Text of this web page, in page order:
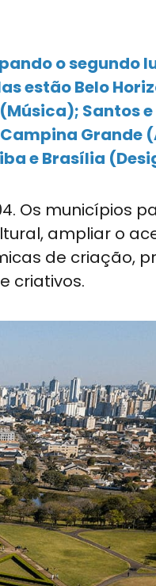
o segundo
estão Belo
Santos e
Grande
e Brasília
Os municípios
ampliar o
de criação,
criativos.